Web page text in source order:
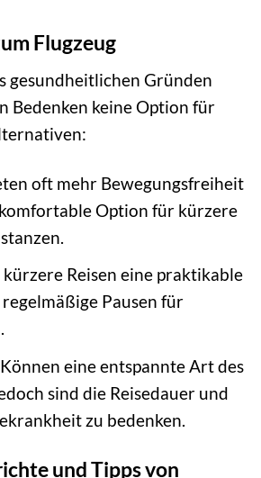
Flugzeug
gesundheitlichen Gründen
Bedenken keine Option für
oft mehr Bewegungsfreiheit
Option für kürzere
kürzere Reisen eine praktikable
regelmäßige Pausen für
Können eine entspannte Art des
sind die Reisedauer und
zu bedenken.
und Tipps von